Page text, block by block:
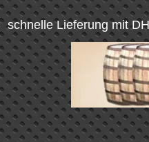
schnelle Lieferung mit